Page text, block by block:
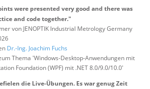
were presented very good and there was
and code together."
von JENOPTIK Industrial Metrology Germany
Dr.-Ing. Joachim Fuchs
Thema 'Windows-Desktop-Anwendungen mit
Foundation (WPF) mit .NET 8.0/9.0/10.0'
die Live-Übungen. Es war genug Zeit